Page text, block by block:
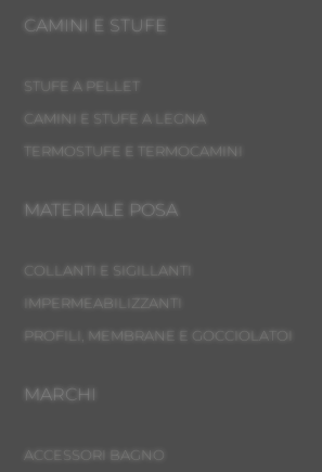
CAMINI E STUFE
STUFE A PELLET
CAMINI E STUFE A LEGNA
TERMOSTUFE E TERMOCAMINI
MATERIALE POSA
COLLANTI E SIGILLANTI
IMPERMEABILIZZANTI
PROFILI, MEMBRANE E GOCCIOLATOI
MARCHI
ACCESSORI BAGNO